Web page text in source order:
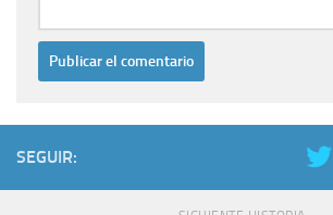
SEGUIR: